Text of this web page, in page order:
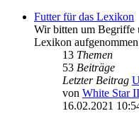
Futter für das Lexikon
Wir bitten um Begriffe
Lexikon
13 Themen
53 Beiträge
Letzter Beitrag
von White Star II
16.02.2021